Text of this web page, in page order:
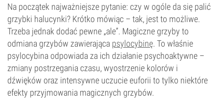
Na początek najważniejsze pytanie: czy w ogóle da się palić
grzybki halucynki? Krótko mówiąc – tak, jest to możliwe.
Trzeba jednak dodać pewne „ale”. Magiczne grzyby to
odmiana grzybów zawierająca psylocybinę. To właśnie
psylocybina odpowiada za ich działanie psychoaktywne –
zmiany postrzegania czasu, wyostrzenie kolorów i
dźwięków oraz intensywne uczucie euforii to tylko niektóre
efekty przyjmowania magicznych grzybów.